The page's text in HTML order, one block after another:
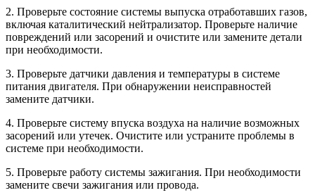
2. Проверьте состояние системы выпуска отработавших газов,
включая каталитический нейтрализатор. Проверьте наличие
повреждений или засорений и очистите или замените детали
при необходимости.
3. Проверьте датчики давления и температуры в системе
питания двигателя. При обнаружении неисправностей
замените датчики.
4. Проверьте систему впуска воздуха на наличие возможных
засорений или утечек. Очистите или устраните проблемы в
системе при необходимости.
5. Проверьте работу системы зажигания. При необходимости
замените свечи зажигания или провода.